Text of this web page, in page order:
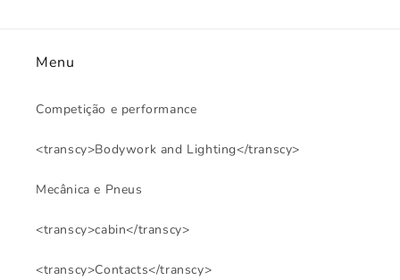
Menu
Competição e performance
<transcy>Bodywork and Lighting</transcy>
Mecânica e Pneus
<transcy>cabin</transcy>
<transcy>Contacts</transcy>